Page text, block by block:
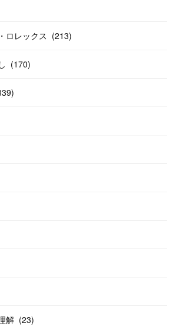
ロレックス (213)
(170)
)
解 (23)